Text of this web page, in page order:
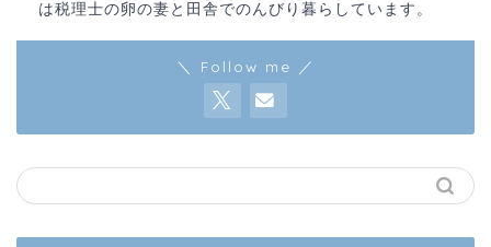
は税理士の卵の妻と田舎でのんびり暮らしています。
＼ Follow me ／